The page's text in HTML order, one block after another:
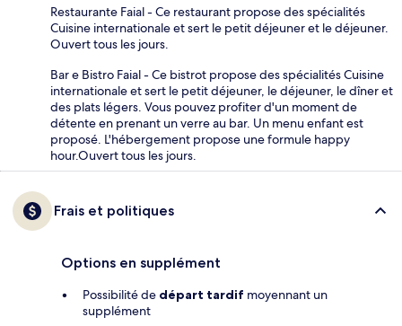
Restaurante Faial - Ce restaurant propose des spécialités
Cuisine internationale et sert le petit déjeuner et le déjeuner.
Ouvert tous les jours.
Bar e Bistro Faial - Ce bistrot propose des spécialités Cuisine
internationale et sert le petit déjeuner, le déjeuner, le dîner et
des plats légers. Vous pouvez profiter d'un moment de
détente en prenant un verre au bar. Un menu enfant est
proposé. L'hébergement propose une formule happy
hour.Ouvert tous les jours.
Frais et politiques
Options en supplément
Possibilité de départ tardif moyennant un
supplément